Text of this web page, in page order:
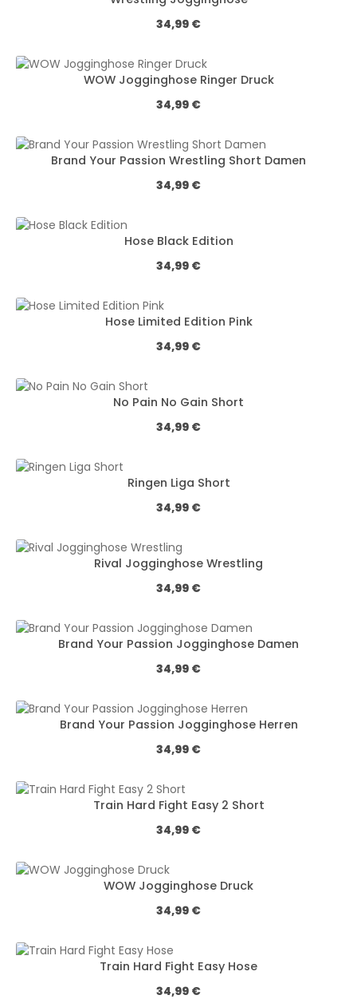
Обычная цена:
34,99 €
WOW Jogginghose Ringer Druck
Обычная цена:
34,99 €
Brand Your Passion Wrestling Short Damen
Обычная цена:
34,99 €
Hose Black Edition
Обычная цена:
34,99 €
Hose Limited Edition Pink
Обычная цена:
34,99 €
No Pain No Gain Short
Обычная цена:
34,99 €
Ringen Liga Short
Обычная цена:
34,99 €
Rival Jogginghose Wrestling
Обычная цена:
34,99 €
Brand Your Passion Jogginghose Damen
Обычная цена:
34,99 €
Brand Your Passion Jogginghose Herren
Обычная цена:
34,99 €
Train Hard Fight Easy 2 Short
Обычная цена:
34,99 €
WOW Jogginghose Druck
Обычная цена:
34,99 €
Train Hard Fight Easy Hose
Обычная цена:
34,99 €